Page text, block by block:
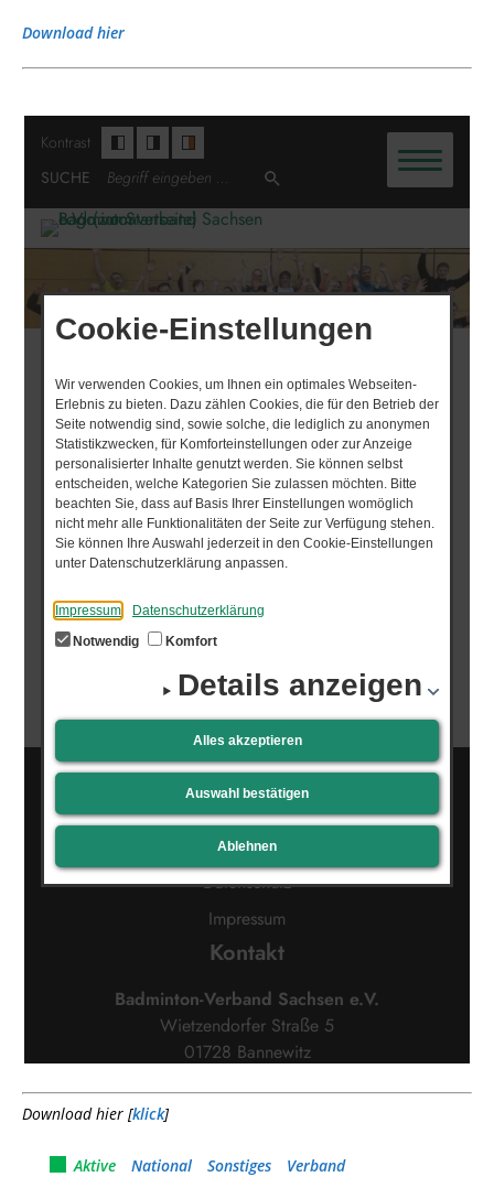
Download hier
Download hier [klick]
Aktive National Sonstiges Verband